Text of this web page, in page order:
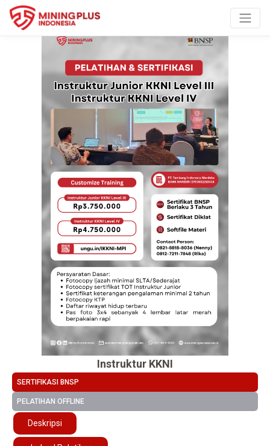
Instruktur KKNI
SERTIFIKASI BNSP
PELATIHAN OFFLINE
Deskripsi